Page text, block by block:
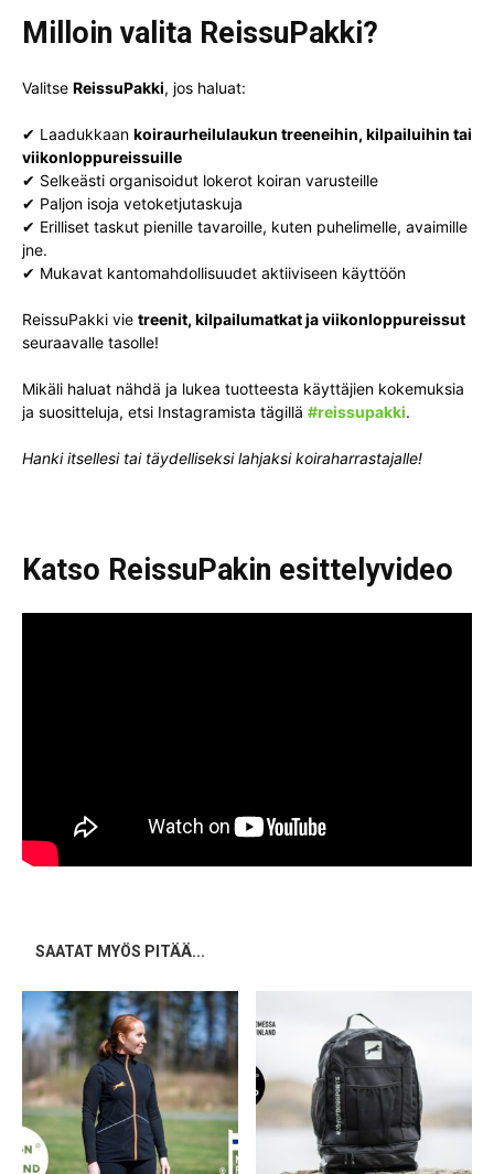
Milloin valita ReissuPakki?
Valitse ReissuPakki, jos haluat:
✔ Laadukkaan koiraurheilulaukun treeneihin, kilpailuihin tai
viikonloppureissuille
✔ Selkeästi organisoidut lokerot koiran varusteille
✔ Paljon isoja vetoketjutaskuja
✔ Erilliset taskut pienille tavaroille, kuten puhelimelle, avaimille
jne.
✔ Mukavat kantomahdollisuudet aktiiviseen käyttöön
ReissuPakki vie treenit, kilpailumatkat ja viikonloppureissut
seuraavalle tasolle!
Mikäli haluat nähdä ja lukea tuotteesta käyttäjien kokemuksia
ja suositteluja, etsi Instagramista tägillä #reissupakki.
Hanki itsellesi tai täydelliseksi lahjaksi koiraharrastajalle!
Katso ReissuPakin esittelyvideo
SAATAT MYÖS PITÄÄ...